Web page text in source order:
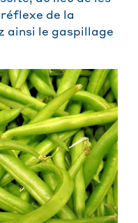
de la
ainsi le gaspillage